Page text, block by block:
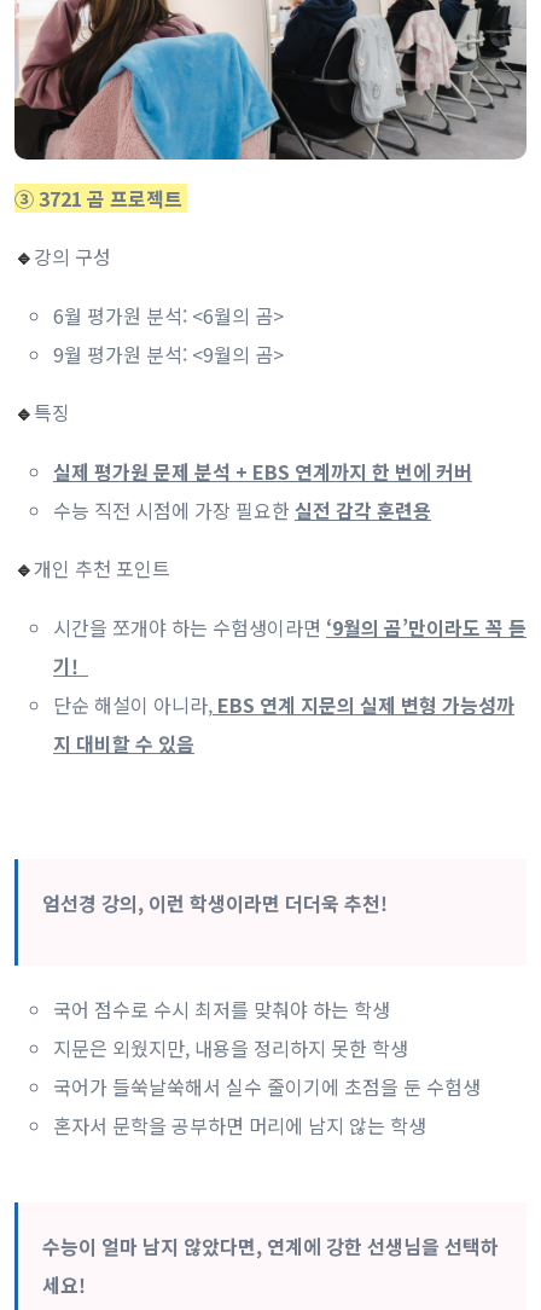
③ 3721 곰 프로젝트
🔹 강의 구성
6월 평가원 분석: <6월의 곰>
9월 평가원 분석: <9월의 곰>
🔹 특징
실제 평가원 문제 분석 + EBS 연계까지 한 번에 커버
수능 직전 시점에 가장 필요한 실전 감각 훈련용
🔹개인 추천 포인트
시간을 쪼개야 하는 수험생이라면 ‘9월의 곰’만이라도 꼭 듣
기!
단순 해설이 아니라, EBS 연계 지문의 실제 변형 가능성까
지 대비할 수 있음
엄선경 강의, 이런 학생이라면 더더욱 추천!
국어 점수로 수시 최저를 맞춰야 하는 학생
지문은 외웠지만, 내용을 정리하지 못한 학생
국어가 들쑥날쑥해서 실수 줄이기에 초점을 둔 수험생
혼자서 문학을 공부하면 머리에 남지 않는 학생
수능이 얼마 남지 않았다면, 연계에 강한 선생님을 선택하
세요!